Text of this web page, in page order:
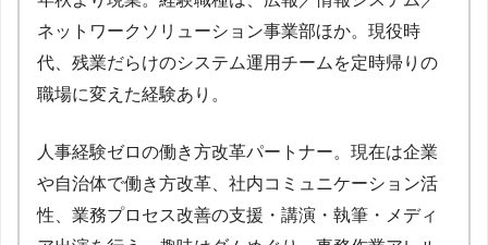
ネットワークソリューション事業部ほか。現役時
代、残業だらけのシステム運用チームを定時帰りの
職場に変えた経験あり。
人事経験ゼロの働き方改革パートナー。現在は企業
や自治体で働き方改革、社内コミュニケーション活
性、業務プロセス改善の支援・講演・執筆・メディ